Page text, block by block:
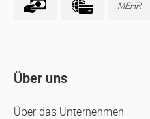
MEHR
Über uns
Über das Unternehmen